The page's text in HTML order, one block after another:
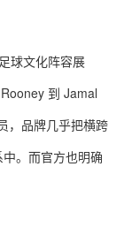
球文化阵容展
到 Jamal
，品牌几乎把横跨
。而官方也明确